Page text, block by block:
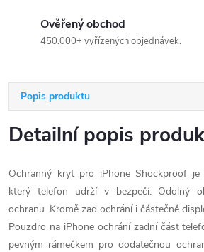
Ověřený obchod
450.000+ vyřízených objednávek.
Popis produktu
Detailní popis
Ochranný kryt pro iPhone Shockproof je
který telefon udrží v bezpečí. Odolný
ochranu. Kromě zad ochrání i částečně
Pouzdro na iPhone ochrání zadní část
pevným rámečkem pro dodatečnou